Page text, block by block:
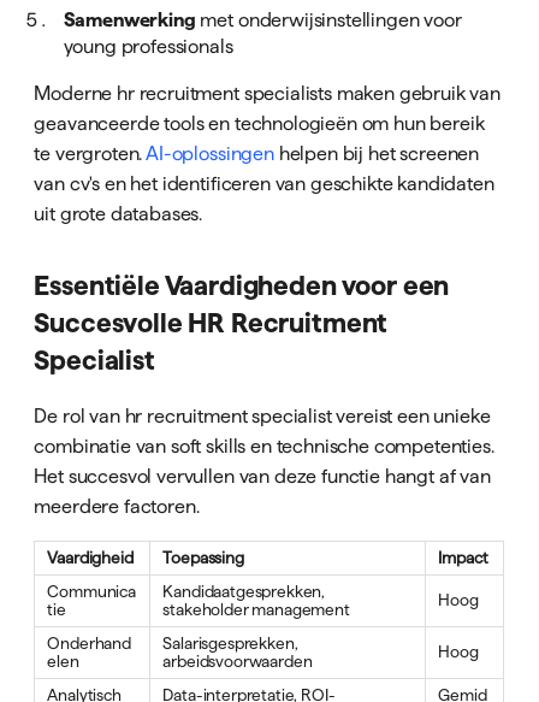
Samenwerking met onderwijsinstellingen voor
young professionals
Moderne hr recruitment specialists maken gebruik van
geavanceerde tools en technologieën om hun bereik
te vergroten.AI-oplossingenhelpen bij het screenen
van cv's en het identificeren van geschikte kandidaten
uit grote databases.
Essentiële Vaardigheden voor een
Succesvolle HR Recruitment
Specialist
De rol van hr recruitment specialist vereist een unieke
combinatie van soft skills en technische competenties.
Het succesvol vervullen van deze functie hangt af van
meerdere factoren.
Vaardigheid Toepassing
Impact
Communica
tie
Kandidaatgesprekken,
stakeholder management
Hoog
Onderhand
elen
Salarisgesprekken,
arbeidsvoorwaarden
Hoog
Analytisch
Data-interpretatie, ROI-
Gemid